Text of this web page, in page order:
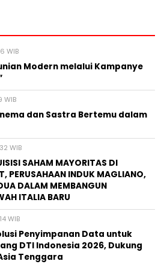
WIB
Modern melalui Kampanye
WIB
dan Sastra Bertemu dalam
WIB
SAHAM MAYORITAS DI
PERUSAHAAN INDUK MAGLIANO,
DALAM MEMBANGUN
ITALIA BARU
WIB
Penyimpanan Data untuk
DTI Indonesia 2026, Dukung
Tenggara